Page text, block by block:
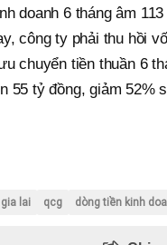
doanh 6 tháng âm
công ty phải thu hồi
chuyển tiền thuần 6
55 tỷ đồng, giảm 52%
lai qcg dòng tiền kinh